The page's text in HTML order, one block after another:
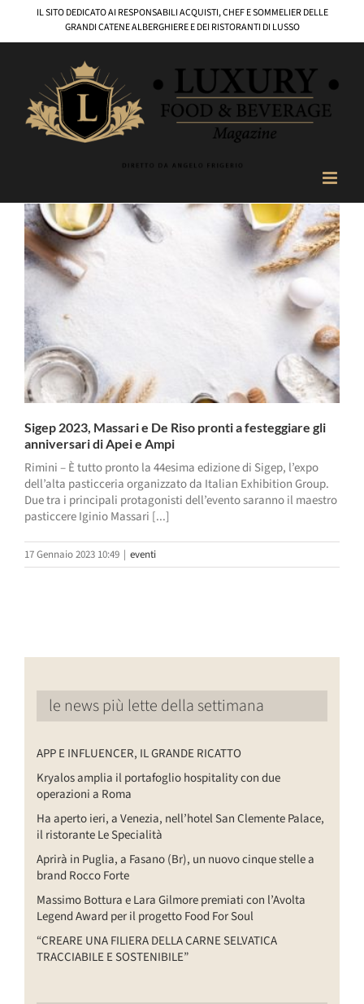
contenuto
IL SITO DEDICATO AI RESPONSABILI ACQUISTI, CHEF E SOMMELIER DELLE
GRANDI CATENE ALBERGHIERE E DEI RISTORANTI DI LUSSO
Sigep 2023, Massari e De Riso pronti a festeggiare gli
anniversari di Apei e Ampi
Rimini – È tutto pronto la 44esima edizione di Sigep, l’expo
dell’alta pasticceria organizzato da Italian Exhibition Group.
Due tra i principali protagonisti dell’evento saranno il maestro
pasticcere Iginio Massari [...]
17 Gennaio 2023 10:49 | eventi
le news più lette della settimana
APP E INFLUENCER, IL GRANDE RICATTO
Kryalos amplia il portafoglio hospitality con due
operazioni a Roma
Ha aperto ieri, a Venezia, nell’hotel San Clemente Palace,
il ristorante Le Specialità
Aprirà in Puglia, a Fasano (Br), un nuovo cinque stelle a
brand Rocco Forte
Massimo Bottura e Lara Gilmore premiati con l’Avolta
Legend Award per il progetto Food For Soul
“CREARE UNA FILIERA DELLA CARNE SELVATICA
TRACCIABILE E SOSTENIBILE”